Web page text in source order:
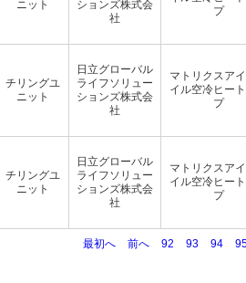
ニット
ションズ株式会
社
プ
チリングユ
ニット
日立グローバル
ライフソリュー
ションズ株式会
社
マトリクスア
イル空冷ヒー
プ
チリングユ
ニット
日立グローバル
ライフソリュー
ションズ株式会
社
マトリクスア
イル空冷ヒー
プ
最初へ 前へ 92 93 94